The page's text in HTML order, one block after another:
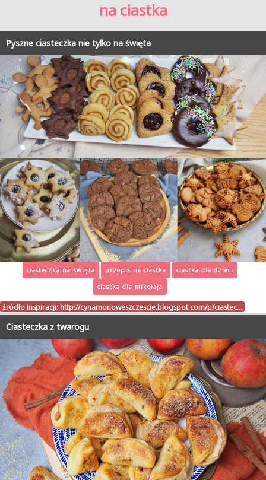
na ciastka
Pyszne ciasteczka nie tylko na święta
ciasteczka na święta przepis na ciastka
ciastka dla dzieci
ciastka dla mikołaja
źródło inspiracji: http://cynamonoweszczescie.blogspot.com/p/ciastec…
Ciasteczka z twarogu